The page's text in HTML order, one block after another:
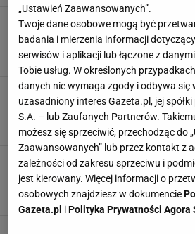
Paragon grozy na
zapłacili krocie.
JARMARK KRAKÓW NEWS
Zbierał niechciane
tysięcy złotych w dwa
KRADZIEŻ NEWS OSZUSTWO
"Paragony grozy" to
ile kosztuje kawa w
CENY PARAGON PIENIĄDZE
„Ustawień Zaawansowanych”.
Twoje dane osobowe mogą być
badania i mierzenia informacji
serwisów i aplikacji lub łączone z
Tobie usług. W określonych
danych nie wymaga zgody i odbywa się
uzasadniony interes Gazeta.pl, jej
S.A. – lub Zaufanych Partnerów.
możesz się sprzeciwić, przechodząc do
Zaawansowanych” lub przez kontakt z
zależności od zakresu sprzeciwu i
jest kierowany. Więcej informacji o
osobowych znajdziesz w dokumencie
Gazeta.pl i Polityka Prywatności Agora